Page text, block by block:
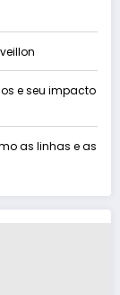
e seu impacto
as linhas e as